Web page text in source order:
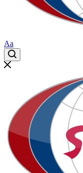
Aa